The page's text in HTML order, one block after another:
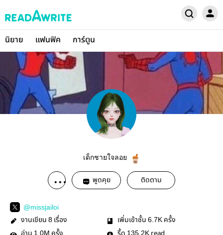
นิยาย แฟนฟิค การ์ตูน
เด็กชายใจลอย
พูดคุย ติดตาม
@missjailoi
งานเขียน 8 เรื่อง เพิ่มเข้าชั้น 6.7K ครั้ง
1.0M 135.2K